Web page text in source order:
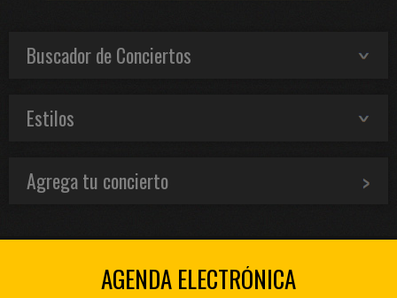
Buscador de Conciertos
Estilos
Agrega tu concierto
AGENDA ELECTRÓNICA